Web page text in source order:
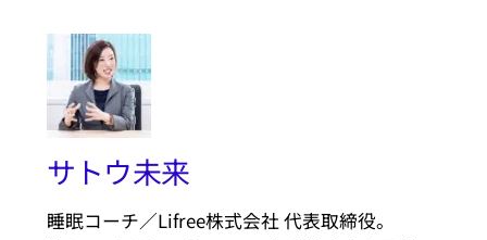
サトウ未来
睡眠コーチ／Lifree株式会社 代表取締役。